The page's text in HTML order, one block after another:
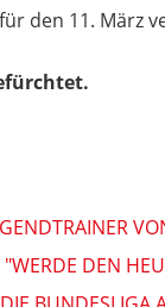
den 11. März
DEN